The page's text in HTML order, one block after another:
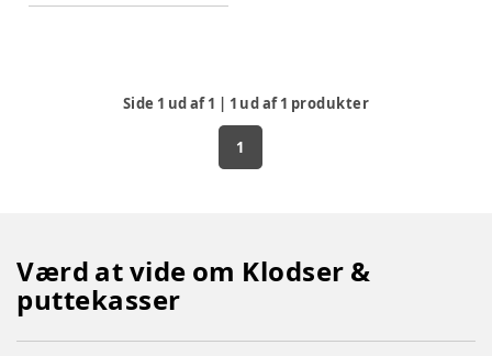
Side 1 ud af1 | 1 ud af1 produkter
1
Værd at vide om Klodser &
puttekasser